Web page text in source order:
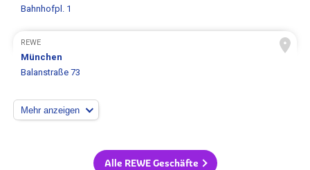
Bahnhofpl. 1
REWE
München
Balanstraße 73
Mehr anzeigen
Alle REWE Geschäfte